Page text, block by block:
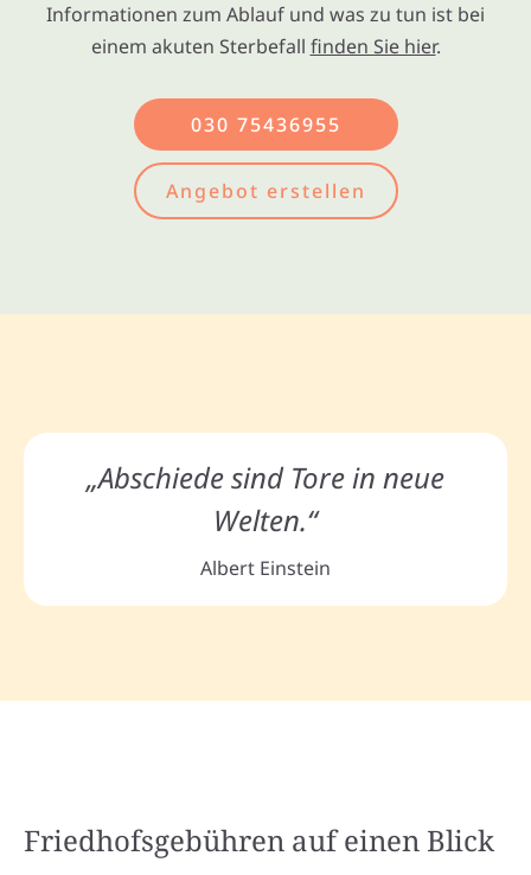
Informationen zum Ablauf und was zu tun ist bei
einem akuten Sterbefall finden Sie hier.
030 75436955
Angebot erstellen
„Abschiede sind Tore in neue
Welten.“
Albert Einstein
Friedhofsgebühren auf einen Blick